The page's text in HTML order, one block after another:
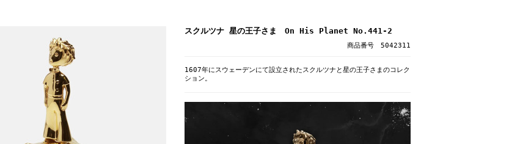
スクルツナ 星の王子さま On His Planet No.441-2
商品番号 5042311
1607年にスウェーデンにて設立されたスクルツナと星の王子さまのコレク
ション。